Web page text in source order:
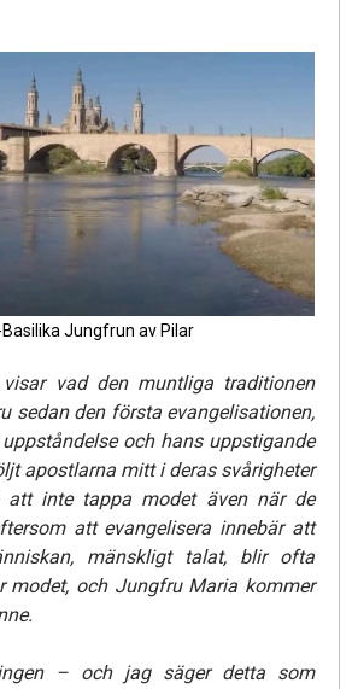
Jungfrun av Pilar
vad den muntliga traditionen
sedan den första evangelisationen,
och hans uppstigande
apostlarna mitt i deras svårigheter
att inte tappa modet även när de
att evangelisera innebär att
mänskligt talat, blir ofta
modet, och Jungfru Maria kommer
– och jag säger detta som